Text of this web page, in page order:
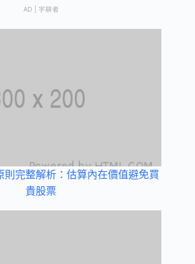
AD | 字耕者
則完整解析：估算內在價值避免買
貴股票